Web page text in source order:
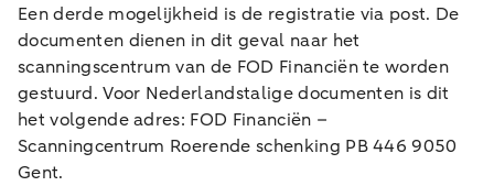
Een derde mogelijkheid is de registratie via post. De
documenten dienen in dit geval naar het
scanningscentrum van de FOD Financiën te worden
gestuurd. Voor Nederlandstalige documenten is dit
het volgende adres: FOD Financiën –
Scanningcentrum Roerende schenking PB 446 9050
Gent.